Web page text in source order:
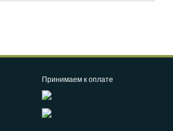
Принимаем к оплате